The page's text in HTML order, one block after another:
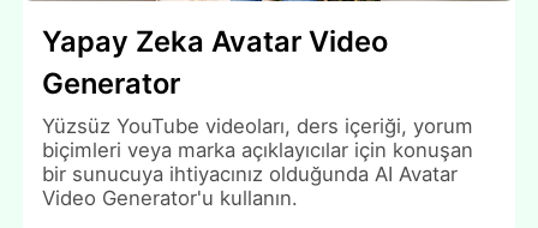
Yapay Zeka Avatar Video
Generator
Yüzsüz YouTube videoları, ders içeriği, yorum
biçimleri veya marka açıklayıcılar için konuşan
bir sunucuya ihtiyacınız olduğunda AI Avatar
Video Generator'u kullanın.